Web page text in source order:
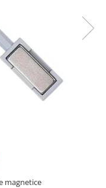
magnetice